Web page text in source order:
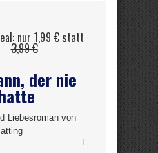
nur 1,99 € statt
3,99 €
der nie
Liebesroman von